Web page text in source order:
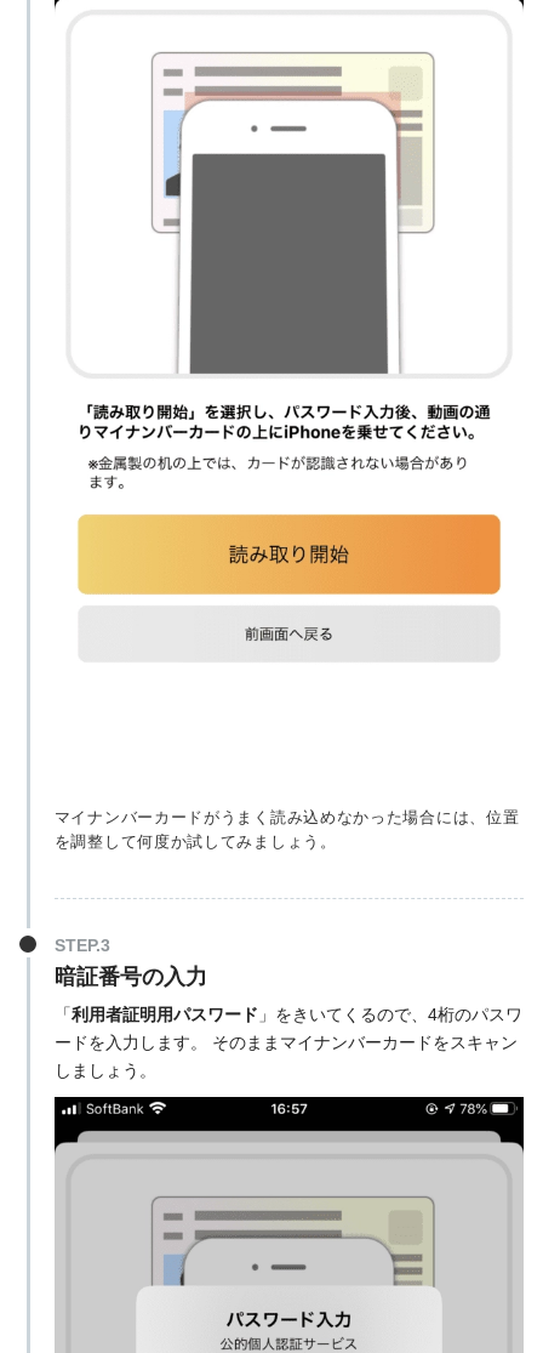
マイナンバーカードがうまく読み込めなかった場合には、位置
を調整して何度か試してみましょう。
STEP.3
暗証番号の入力
「利用者証明用パスワード 」をきいてくるので、4桁のパスワ
ードを入力します。 そのままマイナンバーカードをスキャン
しましょう。